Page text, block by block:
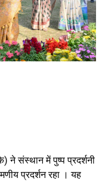
ने संस्थान में पुष्प प्रदर्शनी
प्रदर्शन रहा । यह